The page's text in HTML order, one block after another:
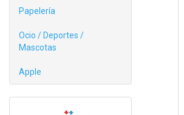
Papelería
Ocio / Deportes /
Mascotas
Apple